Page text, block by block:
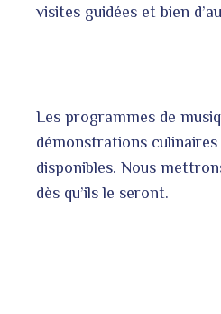
visites guidées et bien
Les programmes de
démonstrations
disponibles. Nous
dès qu’ils le seront.